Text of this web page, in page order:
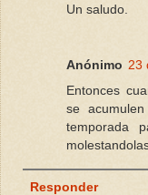
Un saludo.
Anónimo 23
Entonces
se
temporada
Responder